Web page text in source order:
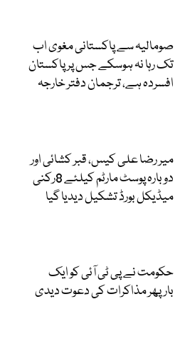
صومالیہ سے پاکستانی مغوی اب
تک رہا نہ ہوسکے جس پر پاکستان
افسردہ ہے، ترجمان دفتر خارجہ
میر رضا علی کیس، قبر کشائی اور
دوبارہ پوسٹ مارٹم کیلئے 8رکنی
میڈیکل بورڈ تشکیل دیدیا گیا
حکومت نے پی ٹی آئی کو ایک
بارپھر مذاکرات کی دعوت دیدی